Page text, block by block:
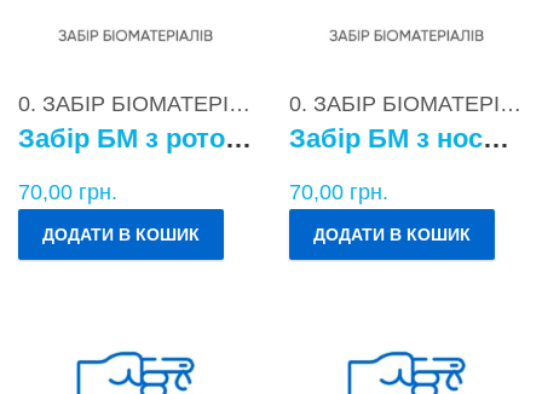
0. ЗАБІР БІОМАТЕРІАЛІВ
Забір БМ з ротоглотки
70,00 грн.
ДОДАТИ В КОШИК
0. ЗАБІР БІОМАТЕРІАЛІВ
Забір БМ з носоглотки
70,00 грн.
ДОДАТИ В КОШИК